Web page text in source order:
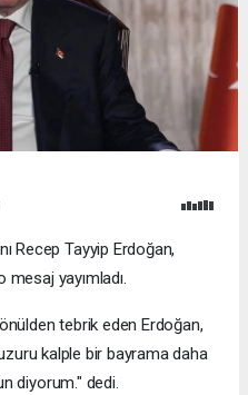
Recep Tayyip Erdoğan,
mesaj yayımladı.
tebrik eden Erdoğan,
kalple bir bayrama daha
diyorum." dedi.